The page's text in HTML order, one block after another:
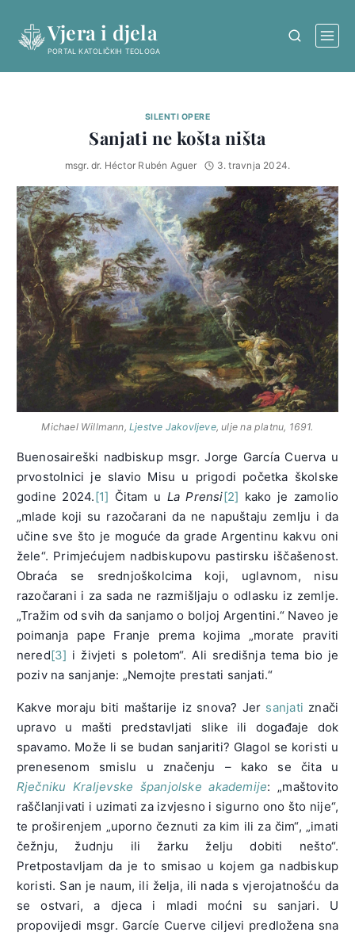
content
Vjera i djela
PORTAL KATOLIČKIH TEOLOGA
SILENTI OPERE
Sanjati ne košta ništa
msgr. dr. Héctor Rubén Aguer 3. travnja 2024.
Michael Willmann,Ljestve Jakovljeve, ulje na platnu, 1691.
Buenosaireški nadbiskup msgr. Jorge García Cuerva u
prvostolnici je slavio Misu u prigodi početka školske
godine 2024.[1] Čitam u La Prensi[2] kako je zamolio
„mlade koji su razočarani da ne napuštaju zemlju i da
učine sve što je moguće da grade Argentinu kakvu oni
žele“. Primjećujem nadbiskupovu pastirsku iščašenost.
Obraća se srednjoškolcima koji, uglavnom, nisu
razočarani i za sada ne razmišljaju o odlasku iz zemlje.
„Tražim od svih da sanjamo o boljoj Argentini.“ Naveo je
poimanja pape Franje prema kojima „morate praviti
nered[3] i živjeti s poletom“. Ali središnja tema bio je
poziv na sanjanje: „Nemojte prestati sanjati.“
Kakve moraju biti maštarije iz snova? Jer sanjati znači
upravo u mašti predstavljati slike ili događaje dok
spavamo. Može li se budan sanjariti? Glagol se koristi u
prenesenom smislu u značenju – kako se čita u
Rječniku Kraljevske španjolske akademije: „maštovito
raščlanjivati i uzimati za izvjesno i sigurno ono što nije“,
te proširenjem „uporno čeznuti za kim ili za čim“, „imati
čežnju, žudnju ili žarku želju dobiti nešto“.
Pretpostavljam da je to smisao u kojem ga nadbiskup
koristi. San je naum, ili želja, ili nada s vjerojatnošću da
se ostvari, a djeca i mladi moćni su sanjari. U
propovijedi msgr. Garcíe Cuerve ciljevi predložena sna